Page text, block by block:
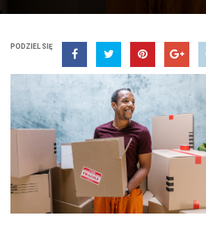
PODZIEL SIĘ